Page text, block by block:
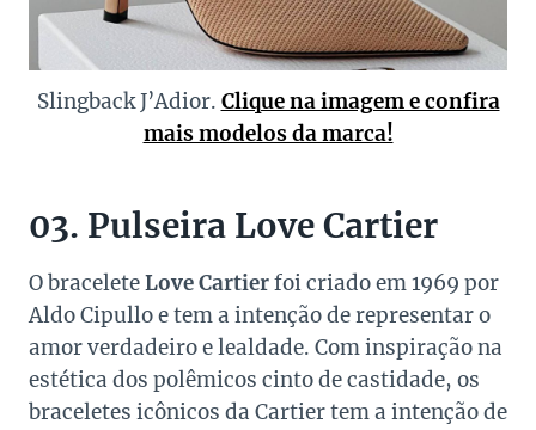
Slingback J’Adior. Clique na imagem e confira
mais modelos da marca!
03. Pulseira Love Cartier
O braceleteLove Cartierfoi criado em 1969 por
Aldo Cipullo e tem a intenção de representar o
amor verdadeiro e lealdade. Com inspiração na
estética dos polêmicos cinto de castidade, os
braceletes icônicos da Cartier tem a intenção de